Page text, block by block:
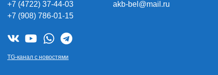
+7 (4722) 37-44-03
+7 (908) 786-01-15
akb-bel@mail.ru
TG-канал с новостями